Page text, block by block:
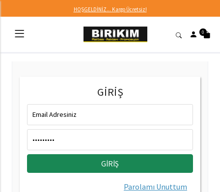
HOŞGELDİNİZ... Kargo Ücretsiz!
0
GİRİŞ
Parolamı Unuttum